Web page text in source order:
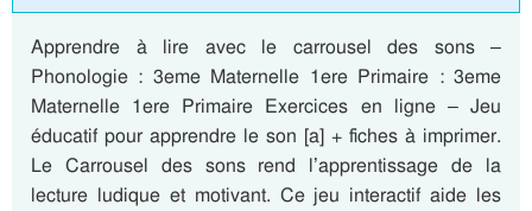
Apprendre à lire avec le carrousel des sons –
Phonologie : 3eme Maternelle 1ere Primaire : 3eme
Maternelle 1ere Primaire Exercices en ligne – Jeu
éducatif pour apprendre le son [a] + fiches à imprimer.
Le Carrousel des sons rend l’apprentissage de la
lecture ludique et motivant. Ce jeu interactif aide les